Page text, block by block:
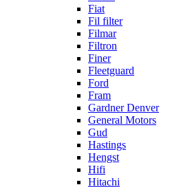
Fiat
Fil filter
Filmar
Filtron
Finer
Fleetguard
Ford
Fram
Gardner Denver
General Motors
Gud
Hastings
Hengst
Hifi
Hitachi